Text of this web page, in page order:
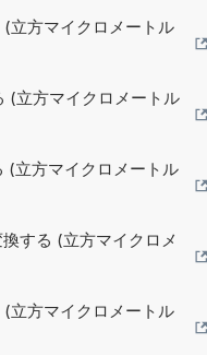
立方マイクロメートル
(立方マイクロメートル
(立方マイクロメートル
する (立方マイクロメ
立方マイクロメートル